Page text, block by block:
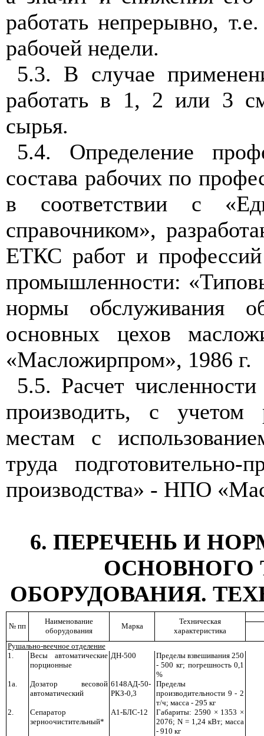
работать непрерывно,
рабочей недели.
5.3. В случае
работать в 1, 2 или 3
сырья.
5.4. Определение
состава рабочих по
в соответствии с
справочником»,
ЕТКС работ и
промышленности:
нормы обслуживания
основных цехов
«Масложирпром», 1986 г.
5.5. Расчет
производить, с учетом
местам с
труда подготовительно-
производства» - НПО
6. ПЕРЕЧЕНЬ И
ОСНОВНОГО
ОБОРУДОВАНИЯ.
№ пп
Наименование
оборудования
Марка
Техническая
характеристика
Рушально-веечное отделение
1.
Весы автоматические
порционные
ДН-500
Пределы взвешивания 250
- 500 кг; погрешность 0,1
%
1а.
Дозатор весовой
автоматический
6148АД-50-
РКЗ-0,3
Пределы
производительности 9 - 2
т/ч; масса - 295 кг
2.
Сепаратор
зерноочистительный*
А1-БЛС-12
Габариты: 2590 × 1353 ×
2076; N= 1,24 кВт; масса
- 910 кг